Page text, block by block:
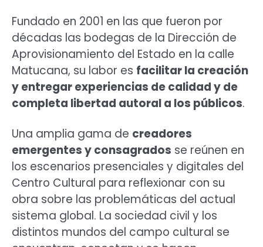
Fundado en 2001 en las que fueron por
décadas las bodegas de la Dirección de
Aprovisionamiento del Estado en la calle
Matucana, su labor es facilitar la creación
y entregarexperiencias de calidad y de
completa libertad autoral a los públicos.
Una amplia gama de creadores
emergentes y consagrados se reúnen en
los escenarios presenciales y digitales del
Centro Cultural para reflexionar con su
obra sobre las problemáticas del actual
sistema global. La sociedad civil y los
distintos mundos del campo cultural se